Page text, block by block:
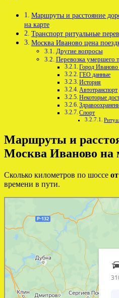
Маршруты и расстояние
на карте
Транспорт ритуальные
Москва Иваново цена
Другие вопросы
Перевозка умершего
Город Иваново
ГЕО данные
История
Автотранспорт
Некоторые
Спорт
Маршруты и
Москва Иваново на
Сколько километров по шоссе
времени в пути.
Яндекс Карты